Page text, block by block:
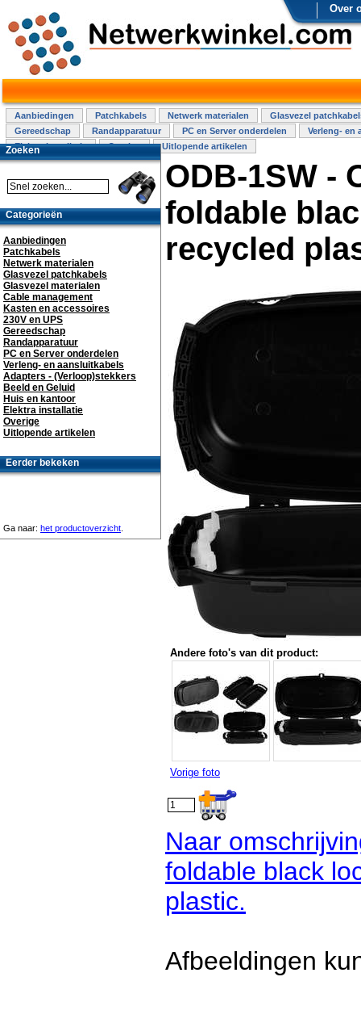
Over
Aanbiedingen Patchkabels Netwerk materialen
Glasvezel
Gereedschap
Randapparatuur PC en Server onderdelen
Verleng- en
Elektra installatie
Overige Uitlopende artikelen
ODB-1SW -
foldable
recycled
Andere foto's van dit product:
Vorige foto
Naar
foldable black
plastic.
Afbeeldingen
Zoeken
Categorieën
Aanbiedingen
Patchkabels
Netwerk materialen
Glasvezel patchkabels
Glasvezel materialen
Cable management
Kasten en accessoires
230V en UPS
Gereedschap
Randapparatuur
PC en Server onderdelen
Verleng- en aansluitkabels
Adapters - (Verloop)stekkers
Beeld en Geluid
Huis en kantoor
Elektra installatie
Overige
Uitlopende artikelen
Eerder bekeken
Ga naar: het productoverzicht